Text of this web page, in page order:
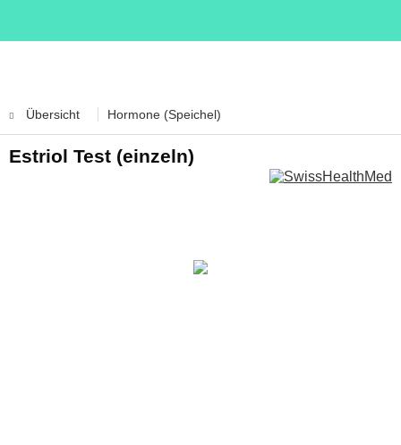
Übersicht Hormone (Speichel)
Estriol Test (einzeln)